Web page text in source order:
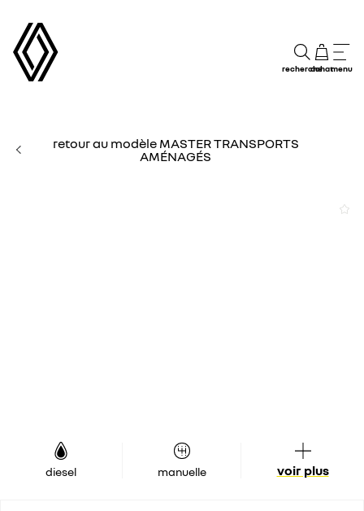
rechercheachatmenu
retour au modèle MASTER TRANSPORTS
AMÉNAGÉS
diesel manuelle voir plus